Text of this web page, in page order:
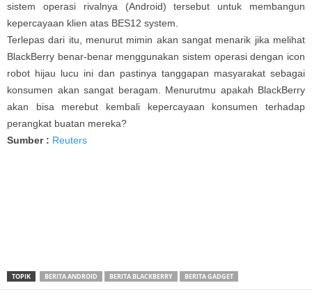
sistem operasi rivalnya (Android) tersebut untuk membangun
kepercayaan klien atas BES12 system.
Terlepas dari itu, menurut mimin akan sangat menarik jika melihat
BlackBerry benar-benar menggunakan sistem operasi dengan icon
robot hijau lucu ini dan pastinya tanggapan masyarakat sebagai
konsumen akan sangat beragam. Menurutmu apakah BlackBerry
akan bisa merebut kembali kepercayaan konsumen terhadap
perangkat buatan mereka?
Sumber : Reuters
TOPIK BERITA ANDROID BERITA BLACKBERRY BERITA GADGET